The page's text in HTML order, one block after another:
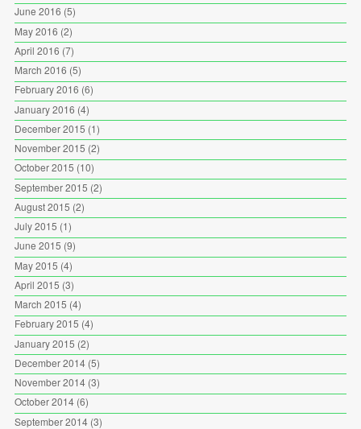
June 2016 (5)
May 2016 (2)
April 2016 (7)
March 2016 (5)
February 2016 (6)
January 2016 (4)
December 2015 (1)
November 2015 (2)
October 2015 (10)
September 2015 (2)
August 2015 (2)
July 2015 (1)
June 2015 (9)
May 2015 (4)
April 2015 (3)
March 2015 (4)
February 2015 (4)
January 2015 (2)
December 2014(5)
November 2014(3)
October 2014(6)
September 2014(3)